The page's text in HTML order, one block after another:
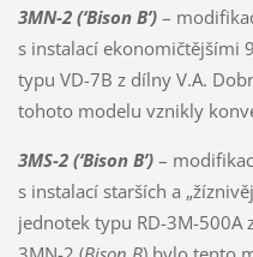
3MN-2 (‘Bison B’) –
s instalací ekonomičtějšími
typu VD-7B z dílny V.A.
tohoto modelu vznikly
3MS-2 (‘Bison B’)–
s instalací starších a
jednotek typu RD-3M-500A